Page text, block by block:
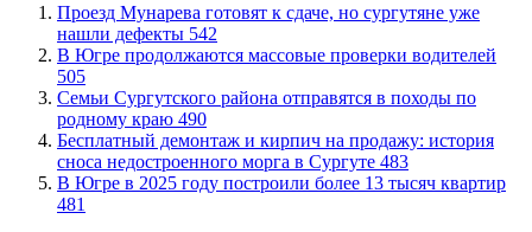
​Проезд Мунарева готовят к сдаче, но сургутяне уже
нашли дефекты 542
​В Югре продолжаются массовые проверки водителей
505
​Семьи Сургутского района отправятся в походы по
родному краю 490
​Бесплатный демонтаж и кирпич на продажу: история
сноса недостроенного морга в Сургуте 483
​В Югре в 2025 году построили более 13 тысяч квартир
481